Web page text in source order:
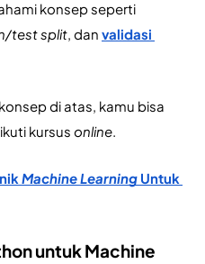
test split, dan validasi
di atas, kamu bisa
kursus online.
Machine Learning Untuk
untuk Machine